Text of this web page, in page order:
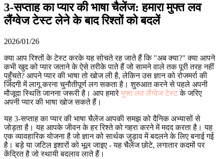
3-सप्ताह का प्यार की भाषा चैलेंज: हमारा मुफ्त लव
लैंग्वेज टेस्ट लेने के बाद रिश्तों को बदलें
2026/01/26
क्या आप रिश्तों के टेस्ट करके यह सोचते रह जाते हैं कि "अब क्या?" क्या आपने
कभी खुद को प्यार जताने के ऐसे तरीके पाते हैं जो सामने वाले तक पूरी तरह नहीं
पहुँचते? आपने प्यार की भाषा तो खोज ली है, लेकिन उस ज्ञान को रोजमर्रा की
जिंदगी में लागू करना चुनौतीपूर्ण लग सकता है। शुरुआत करने से पहले अपनी
मौजूदा स्थिति जानना जरूरी है। आप हमारेमुफ्त लव लैंग्वेज टेस्टके जरिए
अपनी प्यार की भाषा खोज सकते हैं।
यह 3-सप्ताह का प्यार की भाषा चैलेंज आपकी समझ को दैनिक अभ्यासों से
जोड़ता है। यह आपके जीवन के हर रिश्ते को गहरा करने में मदद करता है। यह
एक व्यावहारिक योजना है जो ज्ञान को सार्थक जुड़ाव में बदलने के लिए बनाई गई
है। बड़े या जटिल इशारों को भूल जाइए - यह चैलेंज छोटे, लगातार कदमों पर
केंद्रित है जो स्थायी बदलाव लाते हैं।